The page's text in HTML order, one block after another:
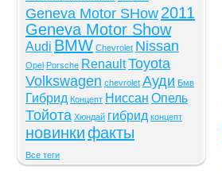
Geneva Motor SHow 2011
Geneva Motor Show
Audi BMW Chevrolet Nissan
Opel Porsche RenaultToyota
Volkswagen chevrolet Ауди Бмв
Гибрид Концепт Ниссан Опель
Тойота Хюндай гибрид концепт
новинкифакты
Все теги